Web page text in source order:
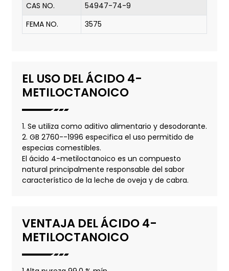
CAS NO.
54947-74-9
FEMA NO.
3575
EL USO DEL ÁCIDO 4-
METILOCTANOICO
1. Se utiliza como aditivo alimentario y desodorante.
2. GB 2760--1996 especifica el uso permitido de
especias comestibles.
El ácido 4-metiloctanoico es un compuesto
natural principalmente responsable del sabor
característico de la leche de oveja y de cabra.
VENTAJA DEL ÁCIDO 4-
METILOCTANOICO